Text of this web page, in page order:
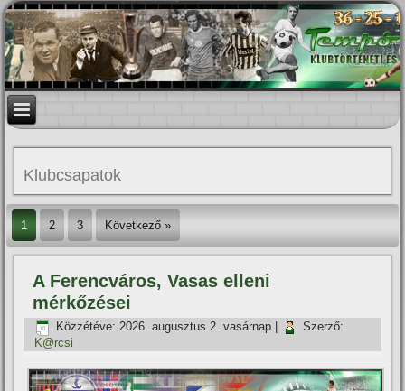
Klubcsapatok
1 2 3 Következő »
A Ferencváros, Vasas elleni
mérkőzései
Közzétéve: 2026. augusztus 2. vasárnap
Szerző:
K@rcsi